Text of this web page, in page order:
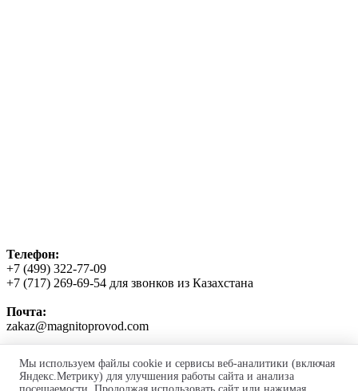
Телефон:
+7 (499) 322-77-09
+7 (717) 269-69-54 для звонков из Казахстана
Почта:
zakaz@magnitoprovod.com
Политика обработки персональных данных
Согласие на обработку персональных данных
Мы используем файлы cookie и сервисы веб-аналитики (включая
Яндекс.Метрику) для улучшения работы сайта и анализа